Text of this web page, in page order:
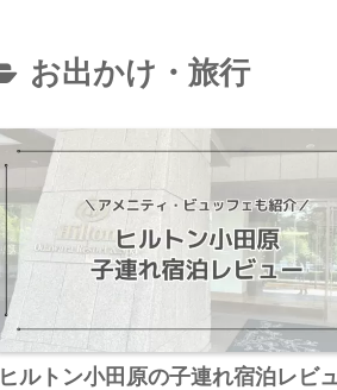
お出かけ・旅行
ヒルトン小田原の子連れ宿泊レビ